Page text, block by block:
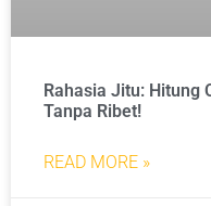
Rahasia Jitu: Hitung
Tanpa Ribet!
READ MORE »